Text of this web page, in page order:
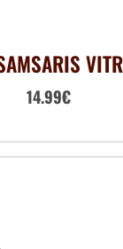
Le
initial
14.99€Le
actuel